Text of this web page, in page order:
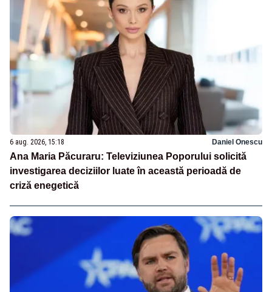
6 aug. 2026, 15:18 Daniel Onescu
Ana Maria Păcuraru: Televiziunea Poporului solicită
investigarea deciziilor luate în această perioadă de
criză enegetică